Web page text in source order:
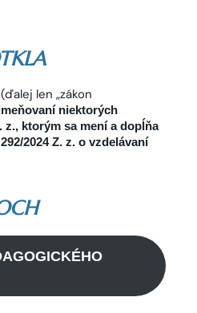
(ďalej len „zákon
niektorých
z., ktorým sa mení a dopĺňa
2024 Z. z. o vzdelávaní